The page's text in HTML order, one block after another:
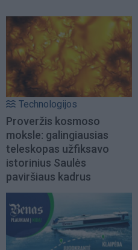
Technologijos
Proveržis kosmoso
moksle: galingiausias
teleskopas užfiksavo
istorinius Saulės
paviršiaus kadrus